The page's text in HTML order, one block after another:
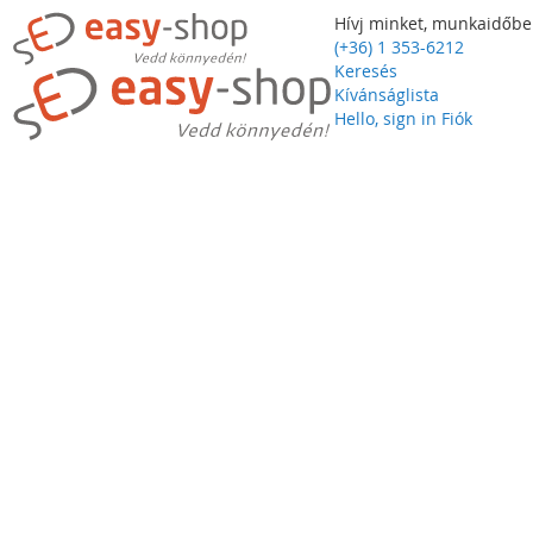
Hívj minket,
(+36) 1 353-6212
Keresés
Kívánságlista
Hello, sign in Fiók